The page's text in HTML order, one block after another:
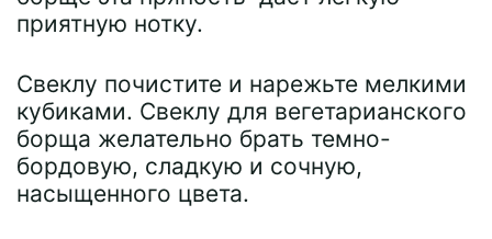
приятную нотку.
Свеклу почистите и нарежьте мелкими
кубиками. Свеклу для вегетарианского
борща желательно брать темно-
бордовую, сладкую и сочную,
насыщенного цвета.